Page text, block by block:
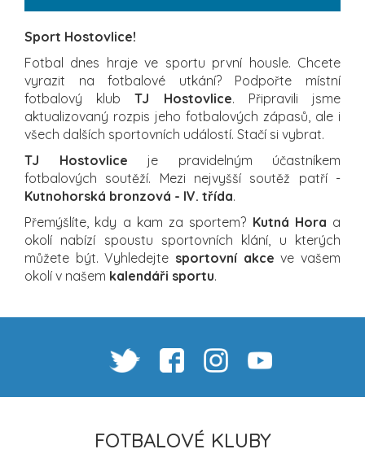
Sport Hostovlice!
Fotbal dnes hraje ve sportu první housle. Chcete
vyrazit na fotbalové utkání? Podpořte místní
fotbalový klubTJ Hostovlice. Připravili jsme
aktualizovaný rozpis jeho fotbalových zápasů, ale i
všech dalších sportovních událostí. Stačí si vybrat.
TJ Hostovlice je pravidelným účastníkem
fotbalových soutěží. Mezi nejvyšší soutěž patří -
Kutnohorská bronzová - IV. třída.
Přemýšlíte, kdy a kam za sportem? Kutná Hora a
okolí nabízí spoustu sportovních klání, u kterých
můžete být. Vyhledejte sportovní akce ve vašem
okolí v našem kalendáři sportu.
FOTBALOVÉ KLUBY